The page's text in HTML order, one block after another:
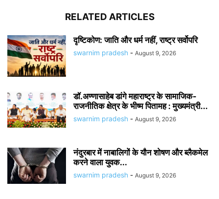
RELATED ARTICLES
दृष्टिकोण: जाति और धर्म नहीं, राष्ट्र सर्वोपरि
swarnim pradesh - August 9, 2026
डॉ.अण्णासाहेब डांगे महाराष्ट्र के सामाजिक-
राजनीतिक क्षेत्र के भीष्म पितामह : मुख्यमंत्री...
swarnim pradesh - August 9, 2026
नंदुरबार में नाबालिगों के यौन शोषण और ब्लैकमेल
करने वाला युवक...
swarnim pradesh - August 9, 2026